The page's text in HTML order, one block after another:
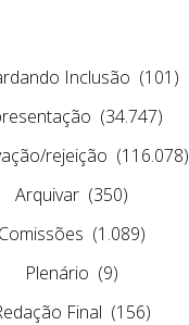
Inclusão (101)
(34.747)
rejeição (116.078)
Arquivar (350)
Comissões (1.089)
Plenário (9)
Final (156)